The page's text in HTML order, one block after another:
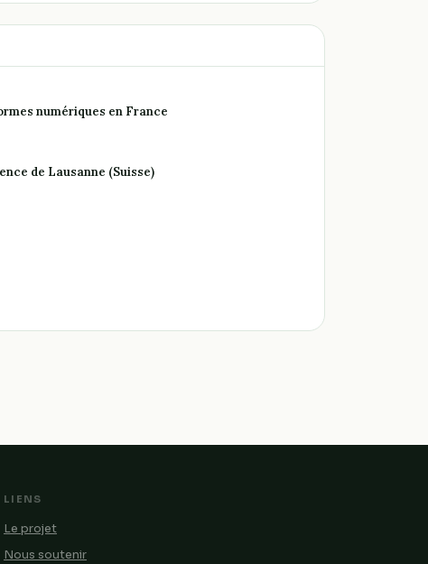
numériques en France
de Lausanne (Suisse)
LIENS
Le projet
Nous soutenir